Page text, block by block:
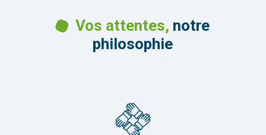
Vos attentes, notre
philosophie